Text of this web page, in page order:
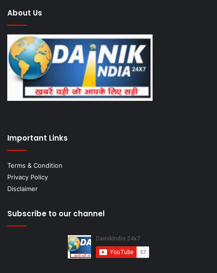
About Us
Important Links
Terms & Condition
Privacy Policy
Disclaimer
Subscribe to our channel